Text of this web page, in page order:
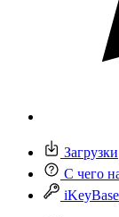
Загрузки
С чего
iKeyBase